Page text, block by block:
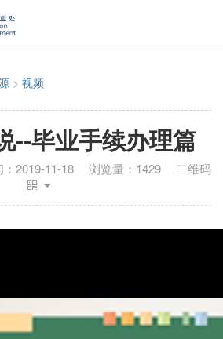
> 视频
--毕业手续办理篇
2019-11-18 浏览量： 1429 二维码